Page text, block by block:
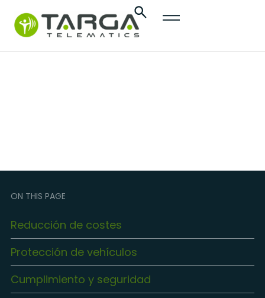
ON THIS PAGE
Reducción de costes
Protección de vehículos
Cumplimiento y seguridad